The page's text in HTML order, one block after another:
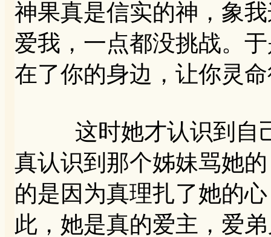
神果真是信实的神，象
爱我，一点都没挑战。
在了你的身边，让你灵
这时她才认识到自己
真认识到那个姊妹骂她
的是因为真理扎了她的
此，她是真的爱主，爱